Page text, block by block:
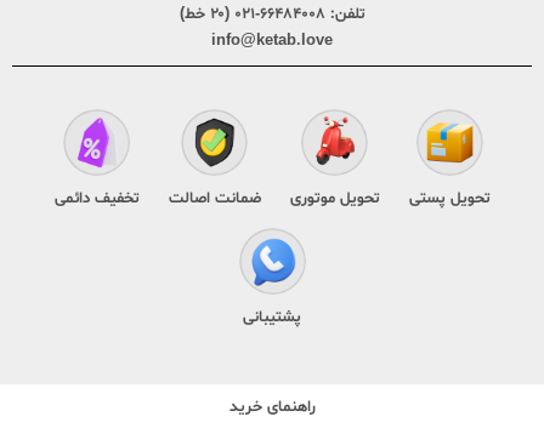
تلفن: ۶۶۴۸۴۰۰۸-۰۲۱ (۲۰ خط)
info@ketab.love
تحویل پستی تحویل موتوری ضمانت اصالت تخفیف دائمی
پشتیبانی
راهنمای خرید